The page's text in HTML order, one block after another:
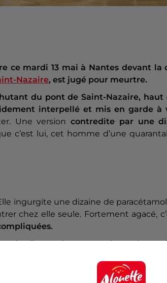
ce mardi 13 mai à Nantes devant la
Nazaire, est jugé pour meurtre.
du pont de Saint-Nazaire, haut
interpellé et mis en garde à
Une versioncontredite par une
c’est lui, cet homme d’une
ingurgite une dizaine de
chez elle seule. Fortement agacé,
elle envoie un texto à sa mère en
de l'attraper. Je n'ai pas tué